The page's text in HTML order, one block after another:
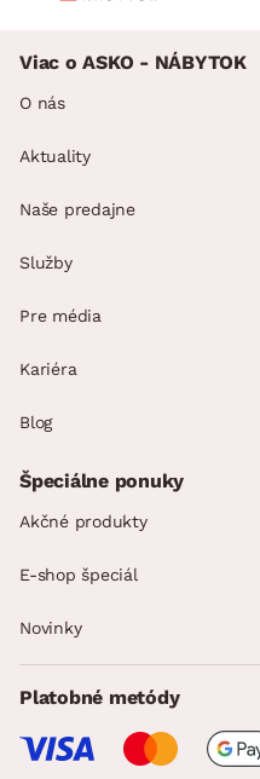
Viac o ASKO - NÁBYTOK
O nás
Aktuality
Naše predajne
Služby
Pre média
Kariéra
Blog
Špeciálne ponuky
Akčné produkty
E-shop špeciál
Novinky
Platobné metódy